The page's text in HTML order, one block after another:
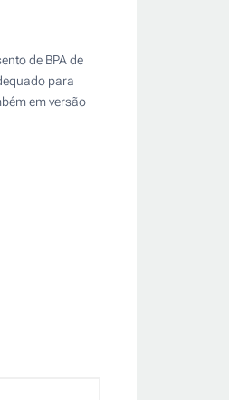
de BPA de
para
em versão